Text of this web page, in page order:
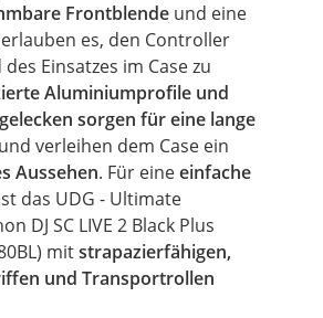
Frontblende und eine
erlauben es, den Controller
Einsatzes im Casezu
Aluminiumprofile und
sorgen für eine lange
und verleihen dem Case ein
Aussehen. Für eineeinfache
das UDG - Ultimate
DJ SC LIVE 2 Black Plus
mitstrapazierfähigen,
und Transportrollen